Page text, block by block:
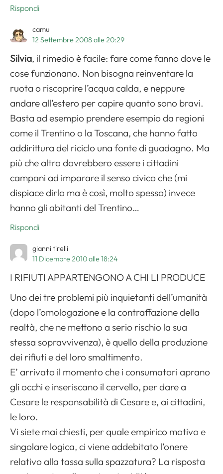
Rispondi
camu
12 Settembre 2008 alle 20:29
Silvia, il rimedio è facile: fare come fanno dove le
cose funzionano. Non bisogna reinventare la
ruota o riscoprire l’acqua calda, e neppure
andare all’estero per capire quanto sono bravi.
Basta ad esempio prendere esempio da regioni
come il Trentino o la Toscana, che hanno fatto
addirittura del riciclo una fonte di guadagno. Ma
più che altro dovrebbero essere i cittadini
campani ad imparare il senso civico che (mi
dispiace dirlo ma è così, molto spesso) invece
hanno gli abitanti del Trentino…
Rispondi
gianni tirelli
11 Dicembre 2010 alle 18:24
I RIFIUTI APPARTENGONO A CHI LI PRODUCE
Uno dei tre problemi più inquietanti dell’umanità
(dopo l’omologazione e la contraffazione della
realtà, che ne mettono a serio rischio la sua
stessa sopravvivenza), è quello della produzione
dei rifiuti e del loro smaltimento.
E’ arrivato il momento che i consumatori aprano
gli occhi e inseriscano il cervello, per dare a
Cesare le responsabilità di Cesare e, ai cittadini,
le loro.
Vi siete mai chiesti, per quale empirico motivo e
singolare logica, ci viene addebitato l’onere
relativo alla tassa sulla spazzatura? La risposta
Apri il menu di navigazione